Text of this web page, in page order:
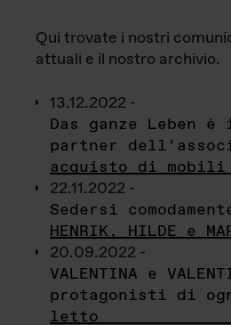
Qui trovate i nostri
attuali e il nostro archivio.
13.12.2022 -
Das ganze Leben
partner
acquisto di mobili
22.11.2022 -
Sedersi
HENRIK, HILDE e
20.09.2022 -
VALENTINA e
protagonisti di
letto